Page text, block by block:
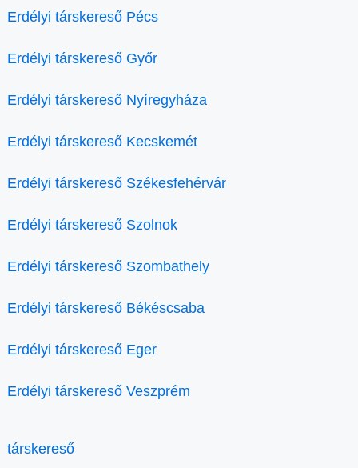
Erdélyi társkereső Pécs
Erdélyi társkereső Győr
Erdélyi társkereső Nyíregyháza
Erdélyi társkereső Kecskemét
Erdélyi társkereső Székesfehérvár
Erdélyi társkereső Szolnok
Erdélyi társkereső Szombathely
Erdélyi társkereső Békéscsaba
Erdélyi társkereső Eger
Erdélyi társkereső Veszprém
társkereső